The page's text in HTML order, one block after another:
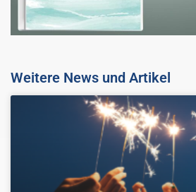
Weitere News und Artikel